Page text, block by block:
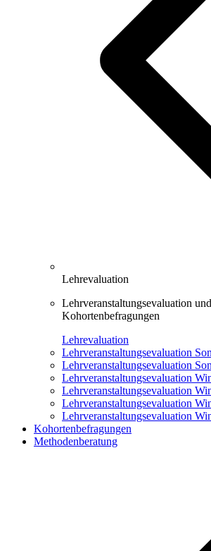
Lehrevaluation
Lehrveranstaltungsevaluation und
Kohortenbefragungen
Lehrevaluation
Lehrveranstaltungsevaluation
Lehrveranstaltungsevaluation
Lehrveranstaltungsevaluation
Lehrveranstaltungsevaluation
Lehrveranstaltungsevaluation
Lehrveranstaltungsevaluation
Kohortenbefragungen
Methodenberatung